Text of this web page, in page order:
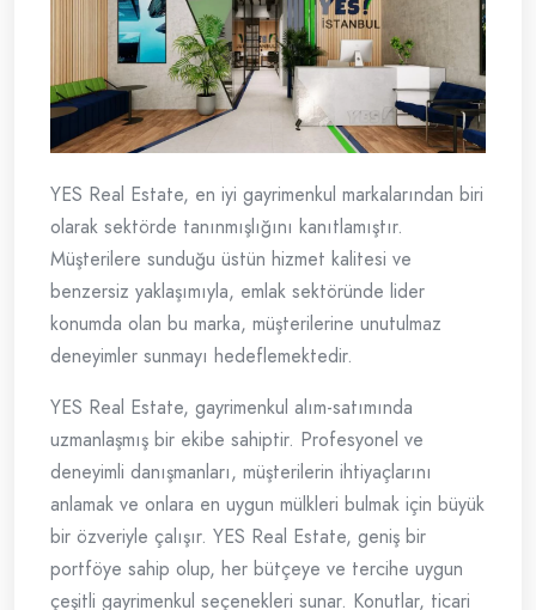
YES Real Estate, en iyi gayrimenkul markalarından biri
olarak sektörde tanınmışlığını kanıtlamıştır.
Müşterilere sunduğu üstün hizmet kalitesi ve
benzersiz yaklaşımıyla, emlak sektöründe lider
konumda olan bu marka, müşterilerine unutulmaz
deneyimler sunmayı hedeflemektedir.
YES Real Estate, gayrimenkul alım-satımında
uzmanlaşmış bir ekibe sahiptir. Profesyonel ve
deneyimli danışmanları, müşterilerin ihtiyaçlarını
anlamak ve onlara en uygun mülkleri bulmak için büyük
bir özveriyle çalışır. YES Real Estate, geniş bir
portföye sahip olup, her bütçeye ve tercihe uygun
çeşitli gayrimenkul seçenekleri sunar. Konutlar, ticari